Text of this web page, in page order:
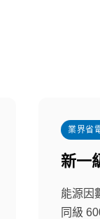
業界省
新一
能源因
同級